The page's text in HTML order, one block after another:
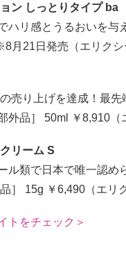
ン しっとりタイプ ba
ハリ感とうるおいを
月21日発売（エリクシ
売り上げを達成！最
外品］ 50ml ￥8,910（
リーム S
ル類で日本で唯一認
］ 15g ￥6,490（エリ
トをチェック＞